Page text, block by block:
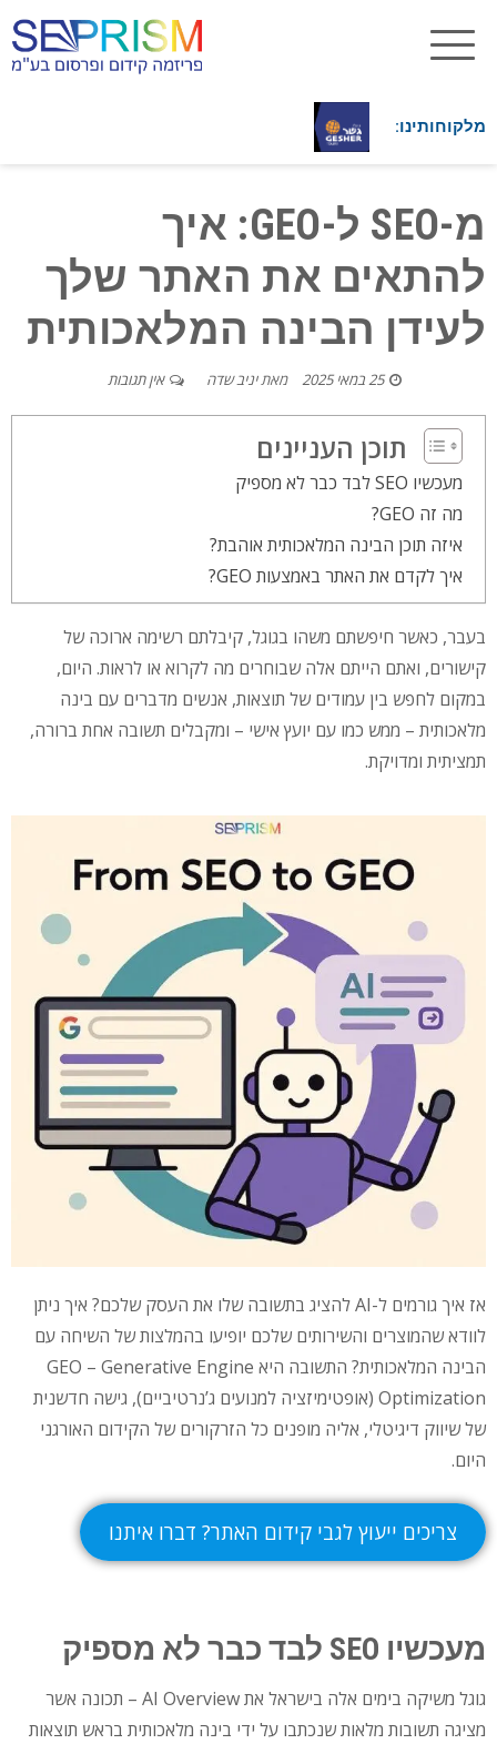
מלקוחותינו:
מ-SEO ל-GEO: איך
להתאים את האתר שלך
לעידן הבינה המלאכותית
25 במאי 2025 מאתיניב שדה אין תגובות
תוכן העניינים
מעכשיו SEO לבד כבר לא מספיק
מה זה GEO?
איזה תוכן הבינה המלאכותית אוהבת?
איך לקדם את האתר באמצעות GEO?
בעבר, כאשר חיפשתם משהו בגוגל, קיבלתם רשימה ארוכה של
קישורים, ואתם הייתם אלה שבוחרים מה לקרוא או לראות. היום,
במקום לחפש בין עמודים של תוצאות, אנשים מדברים עם בינה
מלאכותית – ממש כמו עם יועץ אישי – ומקבלים תשובה אחת ברורה,
תמציתית ומדויקת.
אז איך גורמים ל-AI להציג בתשובה שלו את העסק שלכם? איך ניתן
לוודא שהמוצרים והשירותים שלכם יופיעו בהמלצות של השיחה עם
הבינה המלאכותית? התשובה היא GEO – Generative Engine
Optimization (אופטימיזציה למנועים ג’נרטיביים), גישה חדשנית
של שיווק דיגיטלי, אליה מופנים כל הזרקורים של הקידום האורגני
היום.
צריכים ייעוץ לגבי קידום האתר? דברו איתנו
מעכשיו SEO לבד כבר לא מספיק
גוגל משיקה בימים אלה בישראל את AI Overview – תכונה אשר
מציגה תשובות מלאות שנכתבו על ידי בינה מלאכותית בראש תוצאות